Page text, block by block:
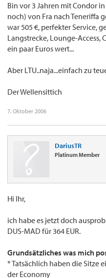
Bin vor 3 Jahren mit Condor
noch) von Fra nach Teneriffa
war 505 €, perfekter Service,
Langstrecke, Lounge-Access,
ein paar Euros wert...
Aber LTU..naja...einfach zu
Der Wellensittich
7. Oktober 2006
DariusTR
Platinum Member
Hi Ihr,
ich habe es jetzt doch
DUS-MAD für 364 EUR.
Grundsätzliches was mich
* Tatsächlich haben die Sitze
der Economy